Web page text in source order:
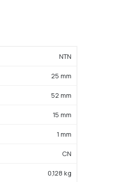
NTN
25 mm
52 mm
15 mm
1 mm
CN
0,128 kg